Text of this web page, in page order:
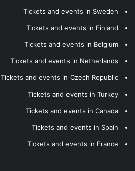
Tickets and events in Sweden
Tickets and events in Finland
Tickets and events in Belgium
Tickets and events in Netherlands
Tickets and events in Czech Republic
Tickets and events in Turkey
Tickets and events in Canada
Tickets and events in Spain
Tickets and events in France